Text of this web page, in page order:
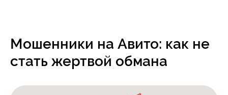
Мошенники на Авито: как не
стать жертвой обмана